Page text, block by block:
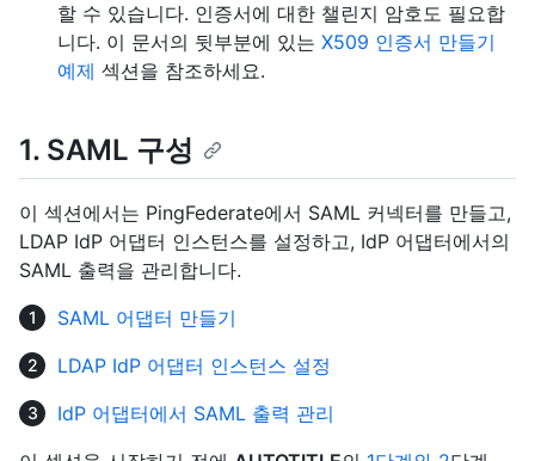
할 수 있습니다. 인증서에 대한 챌린지 암호도 필요합
니다. 이 문서의 뒷부분에 있는 X509 인증서 만들기
예제 섹션을 참조하세요.
1. SAML 구성
이 섹션에서는 PingFederate에서 SAML 커넥터를 만들고,
LDAP IdP 어댑터 인스턴스를 설정하고, IdP 어댑터에서의
SAML 출력을 관리합니다.
SAML 어댑터 만들기
LDAP IdP 어댑터 인스턴스 설정
IdP 어댑터에서 SAML 출력 관리